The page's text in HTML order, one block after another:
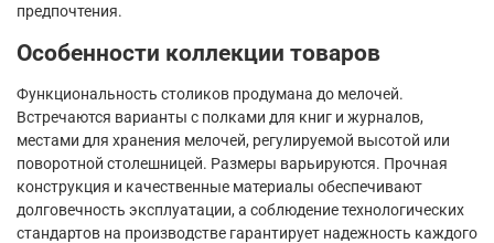
предпочтения.
Особенности коллекции товаров
Функциональность столиков продумана до мелочей.
Встречаются варианты с полками для книг и журналов,
местами для хранения мелочей, регулируемой высотой или
поворотной столешницей. Размеры варьируются. Прочная
конструкция и качественные материалы обеспечивают
долговечность эксплуатации, а соблюдение технологических
стандартов на производстве гарантирует надежность каждого